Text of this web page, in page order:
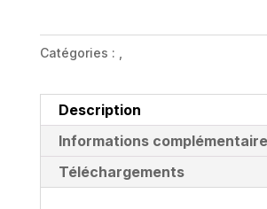
Catégories :
Description
Informations
Téléchargements